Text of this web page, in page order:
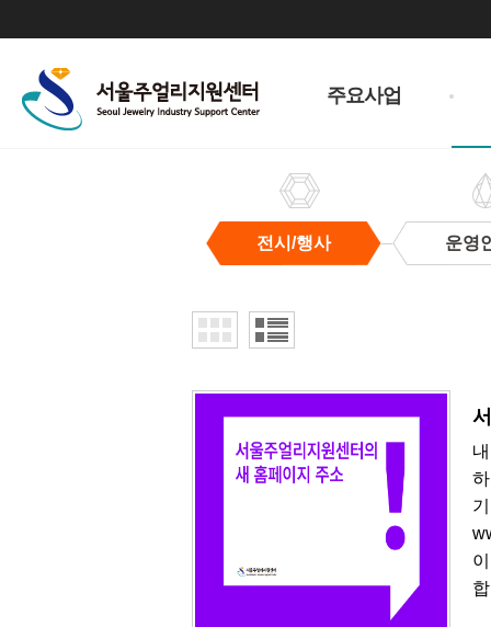
주요사업
전시/행사 운영
행
사